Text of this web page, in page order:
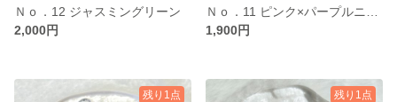
Ｎｏ．12 ジャスミングリーン
2,000円
1,900円
残り1点 残り1点